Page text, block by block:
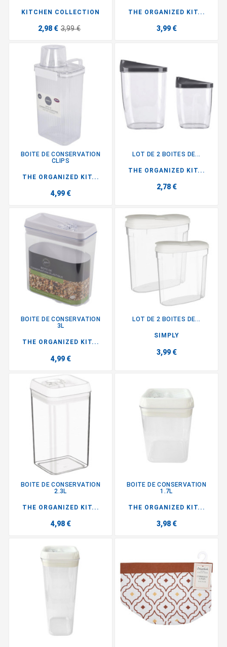
KITCHEN COLLECTION
2,98 € 3,99 €
THE ORGANIZED KIT...
3,99 €
BOITE DE CONSERVATION
CLIPS
THE ORGANIZED KIT...
4,99 €
LOT DE 2 BOITES DE...
THE ORGANIZED KIT...
2,78 €
BOITE DE CONSERVATION
3L
THE ORGANIZED KIT...
4,99 €
LOT DE 2 BOITES DE...
SIMPLY
3,99 €
BOITE DE CONSERVATION
2.3L
THE ORGANIZED KIT...
4,98 €
BOITE DE CONSERVATION
1.7L
THE ORGANIZED KIT...
3,98 €